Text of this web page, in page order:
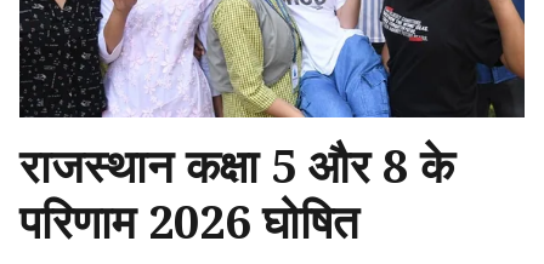
राजस्थान कक्षा 5 और 8 के
परिणाम 2026 घोषित